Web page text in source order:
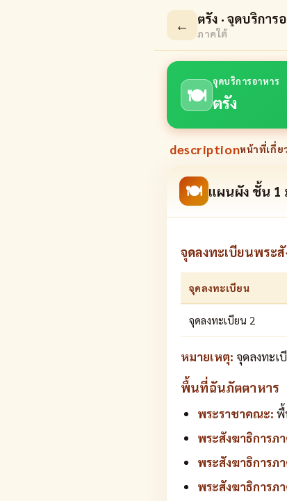
← ตรัง · จุดบริการ
ภาคใต้
🍽
จุดบริการอาหาร
ตรัง
descriptionหน้าที่เกี่ย
🍽 แผนผัง ชั้น 1
จุดลงทะเบียนพระ
จุดลงทะเบียน
จุดลงทะเบียน 2
หมายเหตุ: จุดลงทะเ
พื้นที่ฉันภัตตาหาร
พระราชาคณะ: พื้
พระสังฆาธิการภ
พระสังฆาธิการภ
พระสังฆาธิการภ